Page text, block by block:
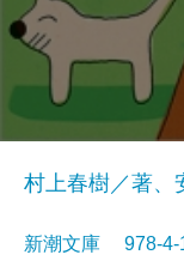
村上春樹／著、
新潮文庫 978-